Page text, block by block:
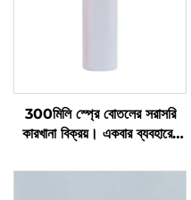
300মিলি স্প্রে বোতলের সরাসরি
কারখানা বিক্রয়। একবার ব্যবহারের
প্লাস্টিকের বোতল